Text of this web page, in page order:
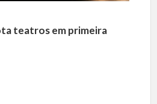
teatros em primeira